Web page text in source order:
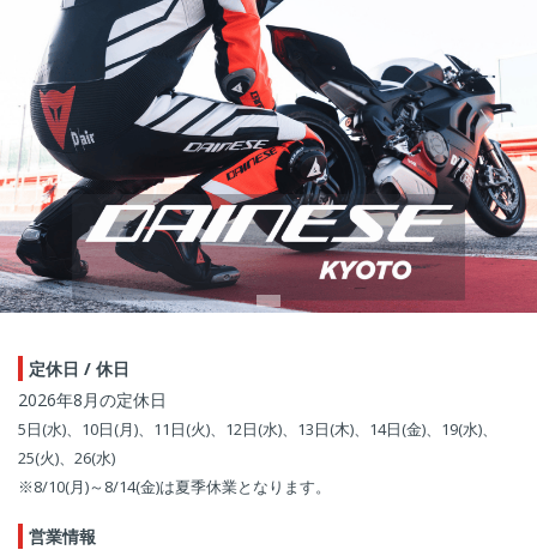
定休日 / 休日
2026年8月の定休日
5日(水)、10日(月)、11日(火)、12日(水)、13日(木)、14日(金)、19(水)、
25(火)、26(水)
※8/10(月)～8/14(金)は夏季休業となります。
営業情報